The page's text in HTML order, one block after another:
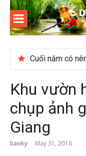
Skip
content
Khu vườn
chụp ảnh
Giang
baoky May 31, 2018